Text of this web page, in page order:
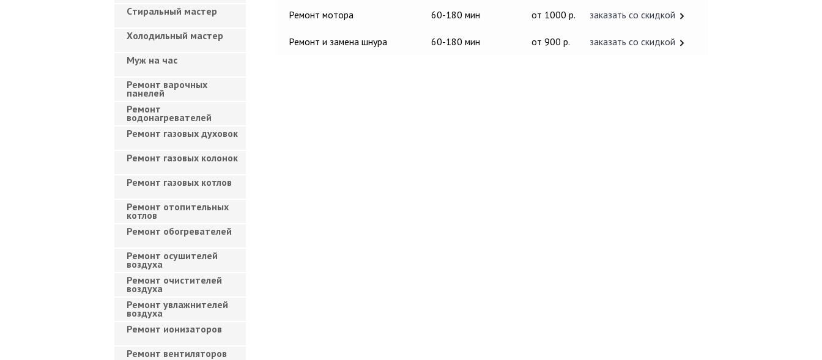
Ремонт мотора 60-180 мин от 1000 р. заказать со скидкой
Ремонт и замена шнура 60-180 мин от 900 р. заказать со скидкой
Cтиральный мастер
Холодильный мастер
Муж на час
Ремонт варочных
панелей
Ремонт
водонагревателей
Ремонт газовых духовок
Ремонт газовых колонок
Ремонт газовых котлов
Ремонт отопительных
котлов
Ремонт обогревателей
Ремонт осушителей
воздуха
Ремонт очистителей
воздуха
Ремонт увлажнителей
воздуха
Ремонт ионизаторов
Ремонт вентиляторов